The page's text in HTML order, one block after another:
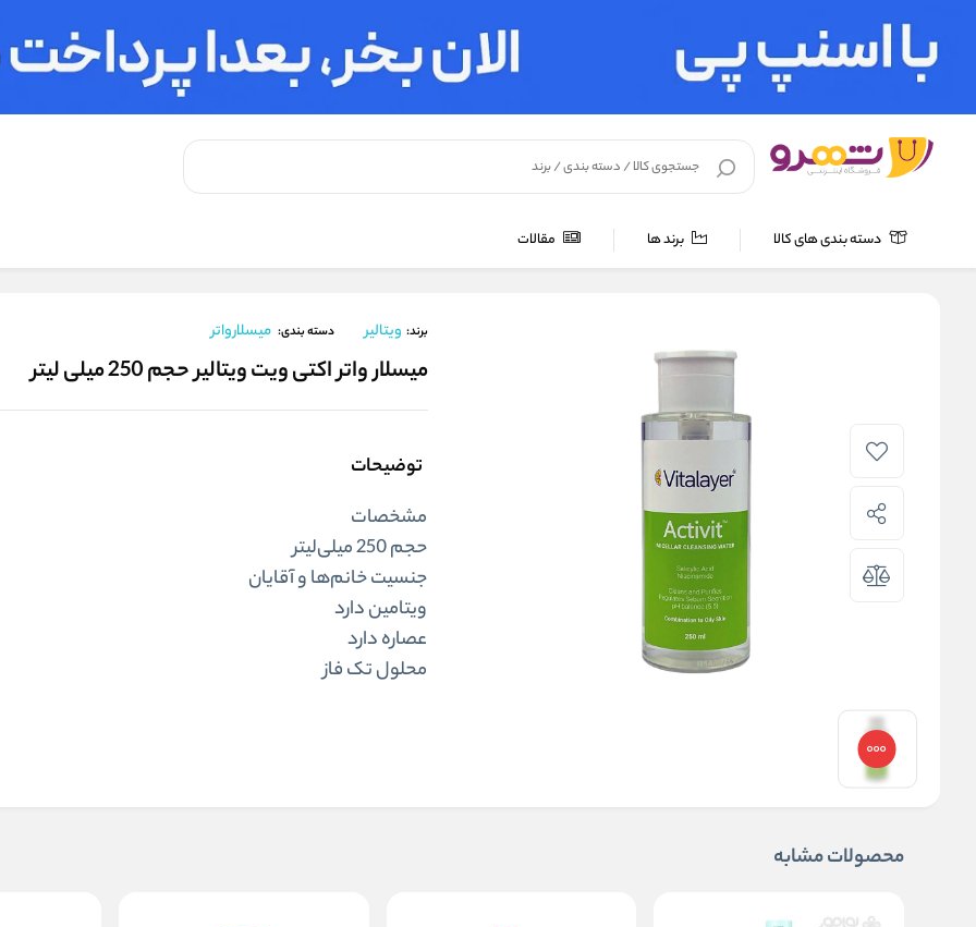
دسته بندی های کالا برند ها مقالات
لوازم بهداشتی مراقبت پوست میسلارواتر
برند: ویتالیر دسته بندی: میسلارواتر
میسلار واتر اکتی ویت ویتالیر حجم 250 میلی لیتر
توضیحات
مشخصات
حجم250 میلی‌لیتر
جنسیتخانم‌ها و آقایان
ویتامیندارد
عصارهدارد
محلولتک فاز
محصولات مشابه